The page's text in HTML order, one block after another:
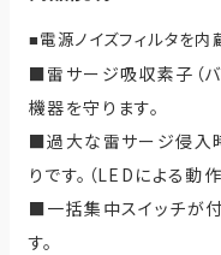
■ 電源ノイズフィルタを内
■雷サージ吸収素子（バ
機器を守ります。
■過大な雷サージ侵入
りです。（LEDによる動
■一括集中スイッチが
す。